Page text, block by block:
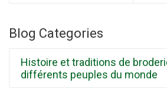
Blog Categories
Histoire et traditions de
différents peuples du monde